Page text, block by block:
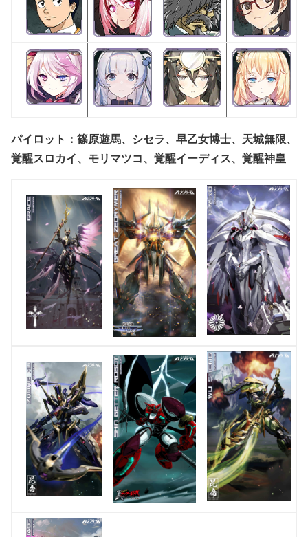
パイロット：篠原遊馬、シセラ、早乙女博士、天城無限、
覚醒スロカイ、モリマツコ、覚醒イーディス、覚醒神皇